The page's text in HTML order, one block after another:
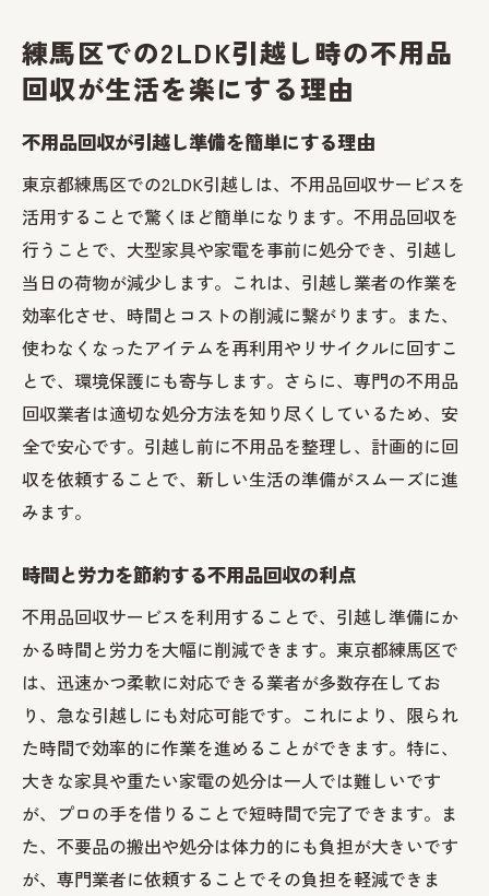
収の役割
練馬区内での不用品回収対応業者の選び方
引越し後の生活を快適にする不用品回収の
不用品回収を利用した引越し準備でストレスを
引越し前に知っておきたい不用品回収の基
礎知識
不用品を効率的に処分するための計画作成
法
不用品回収サービス活用で手間を省くコツ
引越し前に分類しておくべき不用品の種類
ストレスを軽減するための不用品回収のス
し方
2LDK引越し時の家具家電処分に最適な不用品回
収サービスとは
大型家具や家電の効率的な処分方法
不用品回収サービスが提供する引越し支援
故障した家電製品の安全な処分方法
練馬区での家具家電の不用品回収の手続き
不用品回収を活用したリサイクルの可能性
家具家電の処分前に考慮すべきポイント
練馬区での2LDK引越し時の不用品
回収が生活を楽にする理由
不用品回収が引越し準備を簡単にする理由
東京都練馬区での2LDK引越しは、不用品回収サービスを
活用することで驚くほど簡単になります。不用品回収を
行うことで、大型家具や家電を事前に処分でき、引越し
当日の荷物が減少します。これは、引越し業者の作業を
効率化させ、時間とコストの削減に繋がります。また、
使わなくなったアイテムを再利用やリサイクルに回すこ
とで、環境保護にも寄与します。さらに、専門の不用品
回収業者は適切な処分方法を知り尽くしているため、安
全で安心です。引越し前に不用品を整理し、計画的に回
収を依頼することで、新しい生活の準備がスムーズに進
みます。
時間と労力を節約する不用品回収の利点
不用品回収サービスを利用することで、引越し準備にか
かる時間と労力を大幅に削減できます。東京都練馬区で
は、迅速かつ柔軟に対応できる業者が多数存在してお
り、急な引越しにも対応可能です。これにより、限られ
た時間で効率的に作業を進めることができます。特に、
大きな家具や重たい家電の処分は一人では難しいです
が、プロの手を借りることで短時間で完了できます。ま
た、不要品の搬出や処分は体力的にも負担が大きいです
が、専門業者に依頼することでその負担を軽減できま